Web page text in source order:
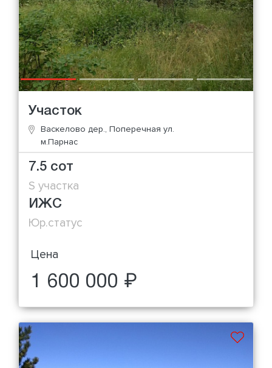
Участок
Васкелово дер., Поперечная ул.
м.Парнас
7.5 сот
S участка
ИЖС
Юр.статус
Цена
1 600 000 ₽